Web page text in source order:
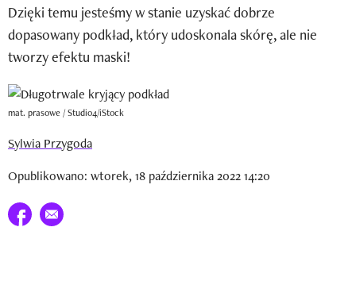
Dzięki temu jesteśmy w stanie uzyskać dobrze
dopasowany podkład, który udoskonala skórę, ale nie
tworzy efektu maski!
mat. prasowe / Studio4/iStock
Sylwia Przygoda
Opublikowano: wtorek, 18 października 2022 14:20
Udostępnij na facebook
E-mail do przyjaciela